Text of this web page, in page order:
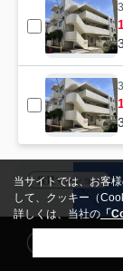
賃貸マンション
当サイトでは、お客
して、クッキー（
詳しくは、当社の「